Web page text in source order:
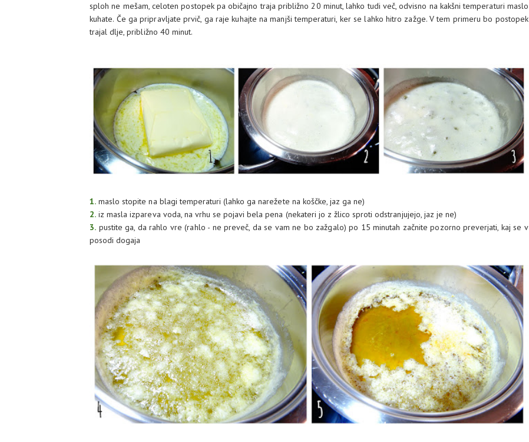
sploh ne mešam, celoten postopek pa običajno traja približno 20 minut, lahko tudi več, odvisno na kakšni temperaturi maslo
kuhate. Če ga pripravljate prvič, ga raje kuhajte na manjši temperaturi, ker se lahko hitro zažge. V tem primeru bo postopek
trajal dlje, približno 40 minut.
1. maslo stopite na blagi temperaturi (lahko ga narežete na koščke, jaz ga ne)
2. iz masla izpareva voda, na vrhu se pojavi bela pena (nekateri jo z žlico sproti odstranjujejo, jaz je ne)
3. pustite ga, da rahlo vre (rahlo - ne preveč, da se vam ne bo zažgalo) po 15 minutah začnite pozorno preverjati, kaj se v
posodi dogaja